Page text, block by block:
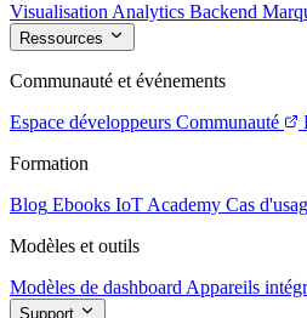
Visualisation Analytics Backend
Ressources
Communauté et événements
Espace développeurs Communauté
Formation
Blog Ebooks IoT Academy Cas
Modèles et outils
Modèles de dashboard Appareils
Support